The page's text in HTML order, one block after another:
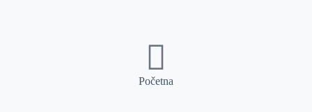
Početna